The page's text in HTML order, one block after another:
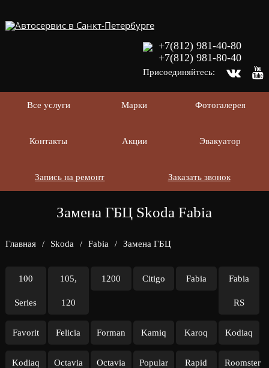
+7(812) 981-40-80
+7(812) 981-80-40
Присоединяйтесь:
Все услуги Марки Фотогалерея
Контакты Акции Эвакуатор
Заказать звонок
Запись на ремонт
Замена ГБЦ Skoda Fabia
Главная / Skoda / Fabia / Замена ГБЦ
100
Series
105,
120
1200 Citigo Fabia Fabia
RS
Favorit Felicia Forman Kamiq Karoq Kodiaq
Kodiaq Octavia Octavia Popular Rapid Roomster